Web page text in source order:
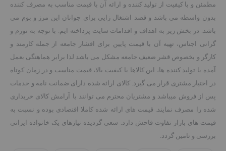
مطمئن و با کیفیت از تولید کننده و ارائه آن با قیمت مناسب به مصرف کننده
بدون واسطه می باشد و قصد اشتغال زایی برای جوانان این مرز و بوم می
باشد. در بخش زیر به اهداف و اقدامات سایت پرداخته ایم. با توجه به تورم و
گرانی اجناس، تهیه آن با قیمت پایین برای اقشار جامعه از جمله کارمند و
کارگر و بخصوص قشر ضعیف جامعه مشکل می باشد لذا برابر هماهنگی بعمل
آمده با تولید کننده ها، این کالاها با کیفیت بالا، قیمت مناسب و در زمان کوتاه
در اختیار مشتری قرار می گیرد. کالای ارائه شده دارای ضمانت نامه و خدمات
پس از فروش میباشد و مشتریان محترم می توانند با آرامش کالای خریداری
شده را مصرف نمایند. قیمت های ارائه شده کاملا اقتصادی بوده و نسبت به
قیمت های بازار تفاوت فاحش دارد. سعی گردیده نیازهای یک خانواده ایرانی
بررسی و تامین گردد.